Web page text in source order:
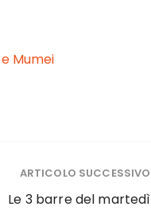
Mumei
ARTICOLO SUCCESSIVO
Le 3 barre del martedì